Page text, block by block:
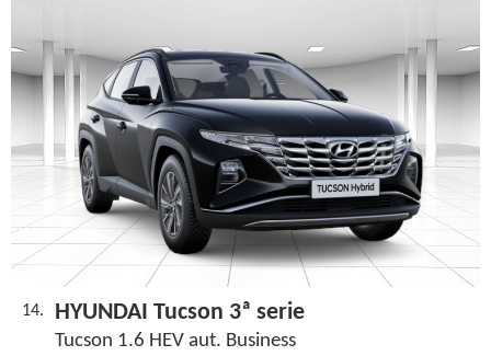
14. HYUNDAI Tucson 3ª serie
Tucson 1.6 HEV aut. Business